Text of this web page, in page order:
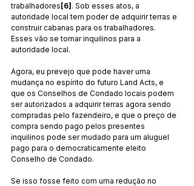
trabalhadores [6] . Sob esses atos, a
autoridade local tem poder de adquirir terras e
construir cabanas para os trabalhadores.
Esses vão se tornar inquilinos para a
autoridade local.
Agora, eu prevejo que pode haver uma
mudança no espírito do futuro Land Acts, e
que os Conselhos de Condado locais podem
ser autorizados a adquirir terras agora sendo
compradas pelo fazendeiro, e que o preço de
compra sendo pago pelos presentes
inquilinos pode ser mudado para um aluguel
pago para o democraticamente eleito
Conselho de Condado.
Se isso fosse feito com uma redução no